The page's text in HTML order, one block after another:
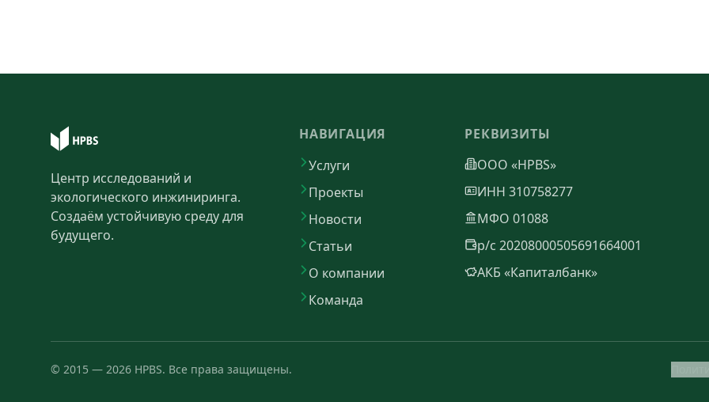
Центр исследований и
экологического инжиниринга.
Создаём устойчивую среду для
будущего.
НАВИГАЦИЯ
Услуги
Проекты
Новости
Статьи
О компании
Команда
РЕКВИЗИТЫ
ООО «HPBS»
ИНН 310758277
МФО 01088
р/с 20208000505691664001
АКБ «Капиталбанк»
© 2015 — 2026 HPBS. Все права защищены.